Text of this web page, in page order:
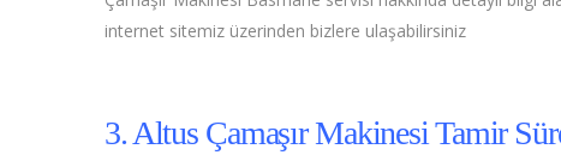
internet sitemiz üzerinden bizlere ulaşabilirsiniz
3. Altus Çamaşır Makinesi Tamir